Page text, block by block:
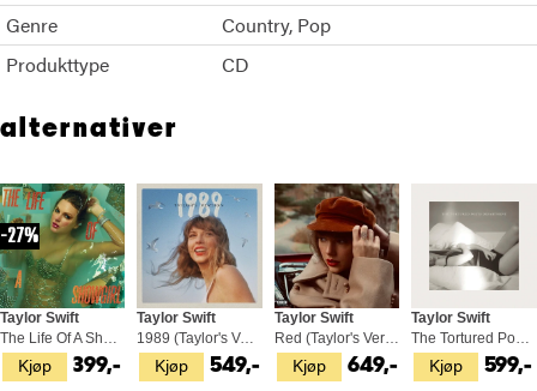
Genre
Country Pop
Produkttype
CD
alternativer
Kjøp
27%
Taylor Swift
The Life Of A Showgirl (LP)
399,- Kjøp
Taylor Swift
1989 (Taylor's Version) - LTD (2LP)
549,- Kjøp
Taylor Swift
Red (Taylor's Version) (4LP)
649,- Kjøp
Taylor Swift
The Tortured Poets Departement (2LP)
599,-